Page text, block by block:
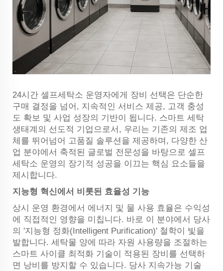
24시간 셀프세탁소 운영자에게 장비 선택은 단순한
구매 결정을 넘어, 지속적인 서비스 제공, 고객 충성
도 확보 및 사업 성장의 기반이 됩니다. 스마트 세탁
생태계의 선도적 기업으로서, 우리는 기존의 제조 업
체를 뛰어넘어 고품질 솔루션을 제공하며, 다양한 산
업 분야에서 축적된 글로벌 전문성을 바탕으로 셀프
세탁소 운영의 장기적 성공을 이끄는 핵심 요소들을
제시합니다.
지능형 혁신에서 비롯된 효율성 기능
상시 운영 환경에서 에너지 및 물 사용 효율은 수익성
에 직접적인 영향을 미칩니다. 바로 이 분야에서 당사
의 '지능형 정화(Intelligent Purification)' 철학이 빛을
발합니다. 세탁물 양에 따라 자원 사용량을 조절하는
스마트 사이클 최적화 기술이 적용된 장비를 선택하
면 낭비를 방지할 수 있습니다. 당사 지속가능 기술